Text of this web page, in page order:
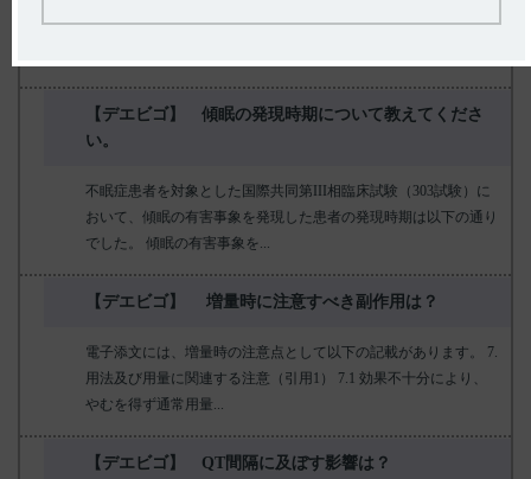
す。 ■吸収率 インタビューフォームにはバイオアベイラビリティ
【デエビゴ】 傾眠の発現時期について教えてくださ
い。
不眠症患者を対象とした国際共同第III相臨床試験（303試験）に
おいて、傾眠の有害事象を発現した患者の発現時期は以下の通り
でした。 傾眠の有害事象を...
【デエビゴ】 増量時に注意すべき副作用は？
電子添文には、増量時の注意点として以下の記載があります。 7.
用法及び用量に関連する注意（引用1） 7.1 効果不十分により、
やむを得ず通常用量...
【デエビゴ】 QT間隔に及ぼす影響は？